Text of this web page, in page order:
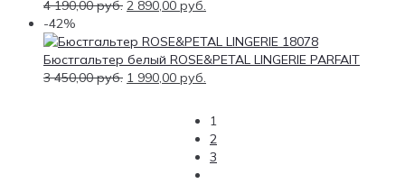
4 190,00руб. 2 890,00 руб.
-42%
Бюстгальтер белый ROSE&PETAL LINGERIE PARFAIT
3 450,00руб. 1 990,00 руб.
1
2
3